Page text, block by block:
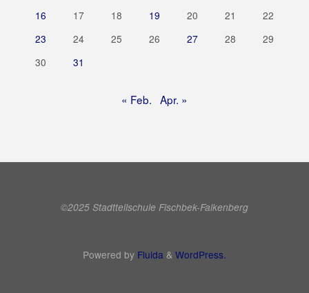
16
17 18 19 20 21
22
23
24 25 26 27 28
29
30
31
« Feb. Apr. »
©2025 Stadtteilschule Fischbek-Falkenberg
Powered by Fluida & WordPress.